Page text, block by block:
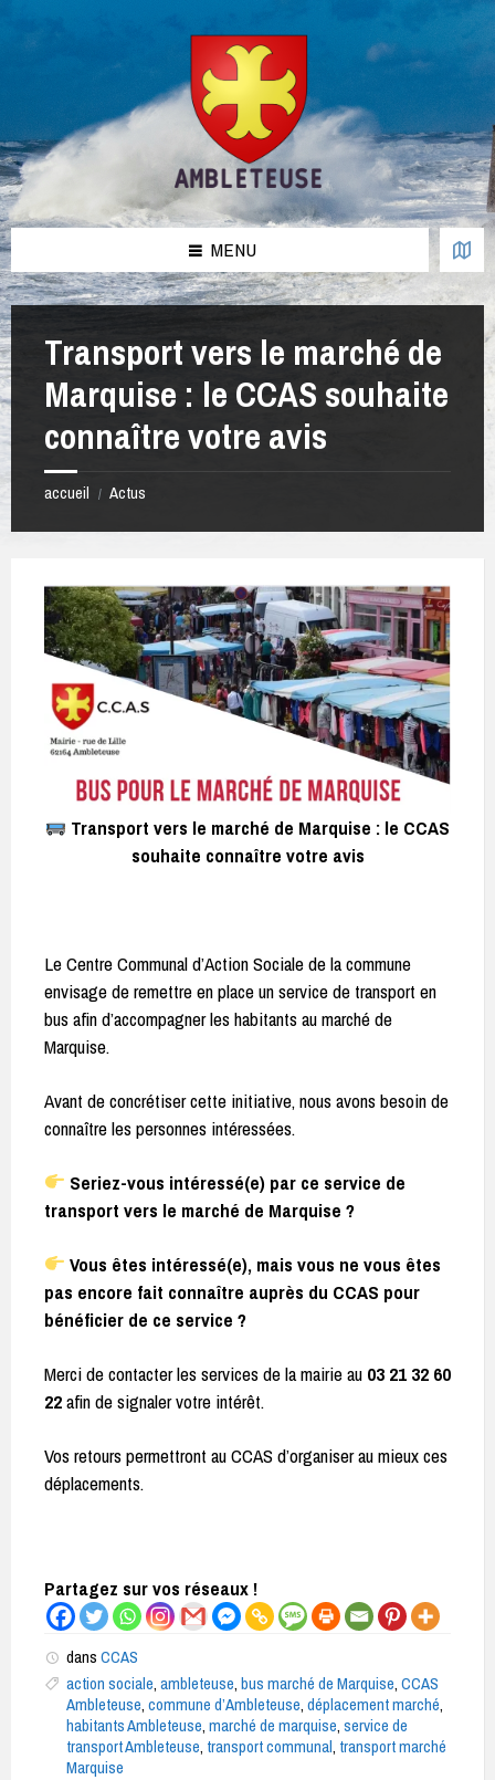
contenu
gauche
droite
pied
MENU
Transport vers le marché de
Marquise : le CCAS souhaite
connaître votre avis
accueil / Actus
Transport vers le marché de Marquise : le CCAS
souhaite connaître votre avis
Le Centre Communal d’Action Sociale de la commune
envisage de remettre en place un service de transport en
bus afin d’accompagner les habitants au marché de
Marquise.
Avant de concrétiser cette initiative, nous avons besoin de
connaître les personnes intéressées.
Seriez-vous intéressé(e) par ce service de
transport vers le marché de Marquise ?
Vous êtes intéressé(e), mais vous ne vous êtes
pas encore fait connaître auprès du CCAS pour
bénéficier de ce service ?
Merci de contacter les services de la mairie au 03 21 32 60
22afin de signaler votre intérêt.
Vos retours permettront au CCAS d’organiser au mieux ces
déplacements.
Partagez sur vos réseaux !
dans CCAS
action sociale, ambleteuse, bus marché de Marquise, CCAS
Ambleteuse, commune d’Ambleteuse, déplacement marché,
habitants Ambleteuse, marché de marquise, service de
transport Ambleteuse, transport communal, transport marché
Marquise